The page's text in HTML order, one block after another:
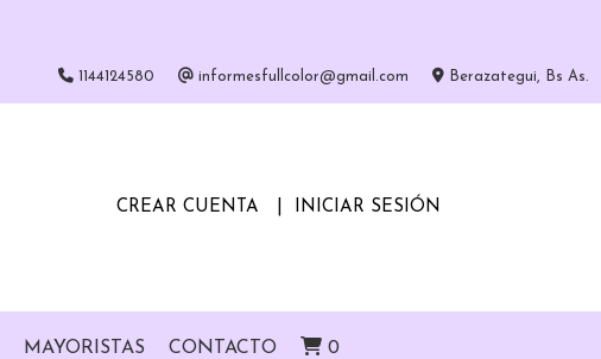
1144124580 informesfullcolor@gmail.com Berazategui, Bs As.
CREAR CUENTA INICIAR SESIÓN
MAYORISTAS CONTACTO 0